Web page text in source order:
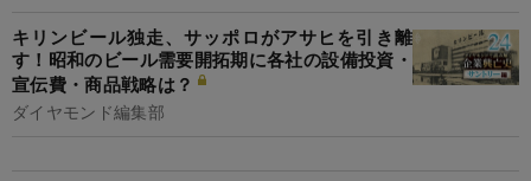
キリンビール独走、サッポロがアサヒを引き離
す！昭和のビール需要開拓期に各社の設備投資・
宣伝費・商品戦略は？
ダイヤモンド編集部